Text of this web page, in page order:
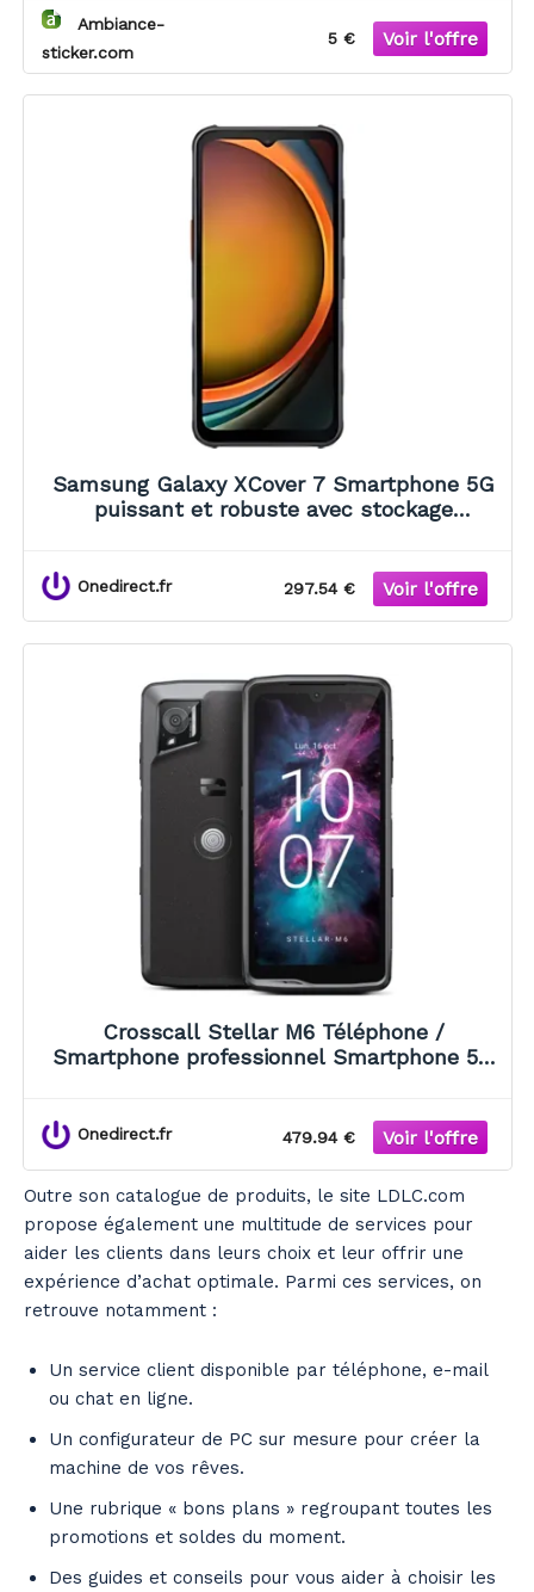
Ambiance-
sticker.com
5 €
Samsung Galaxy XCover 7 Smartphone 5G
puissant et robuste avec stockage
Onedirect.fr 297.54 €
Crosscall Stellar M6 Téléphone /
Smartphone professionnel Smartphone 5G
Onedirect.fr 479.94 €
Outre son catalogue de produits, le site LDLC.com
propose également une multitude de services pour
aider les clients dans leurs choix et leur offrir une
expérience d’achat optimale. Parmi ces services, on
retrouve notamment :
Un service client disponible par téléphone, e-mail
ou chat en ligne.
Un configurateur de PC sur mesure pour créer la
machine de vos rêves.
Une rubrique « bons plans » regroupant toutes les
promotions et soldes du moment.
Des guides et conseils pour vous aider à choisir les